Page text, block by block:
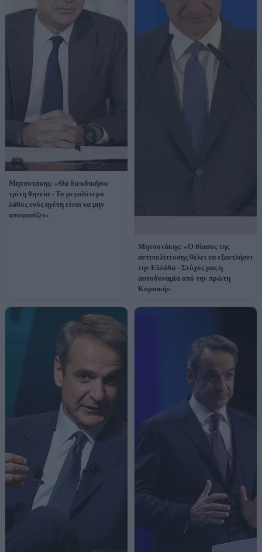
Μητσοτάκης: «Θα διεκδικήσω
τρίτη θητεία - Το μεγαλύτερο
λάθος ενός ηγέτη είναι να μην
αποφασίζει»
Μητσοτάκης: «Ο θίασος της
αντιπολίτευσης θέλει να εξαντλήσει
την Ελλάδα - Στόχος μας η
αυτοδυναμία από την πρώτη
Κυριακή»